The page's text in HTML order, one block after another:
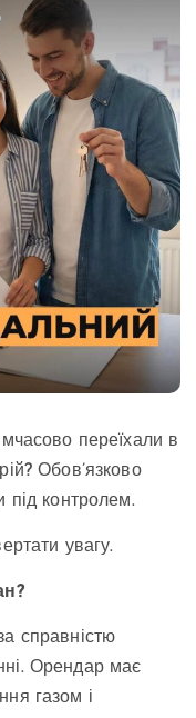
переїхали в
Обов’язково
під контролем.
увагу.
справністю
Орендар має
газом і